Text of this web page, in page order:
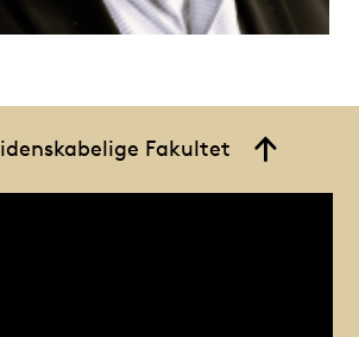
Fakultet